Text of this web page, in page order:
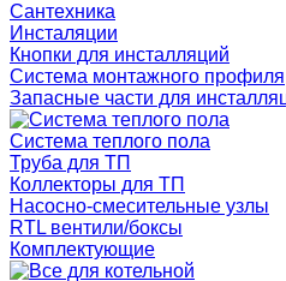
Сантехника
Инсталяции
Кнопки для инсталляций
Система монтажного профиля
Запасные части для
Система теплого пола
Труба для ТП
Коллекторы для ТП
Насосно-смесительные узлы
RTL вентили/боксы
Комплектующие